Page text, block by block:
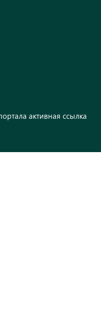
активная ссылка